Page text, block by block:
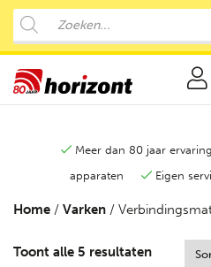
Meer dan 80 jaar ervaring
apparaten
Eigen
Toont alle 5 resultaten
Home / Varken /